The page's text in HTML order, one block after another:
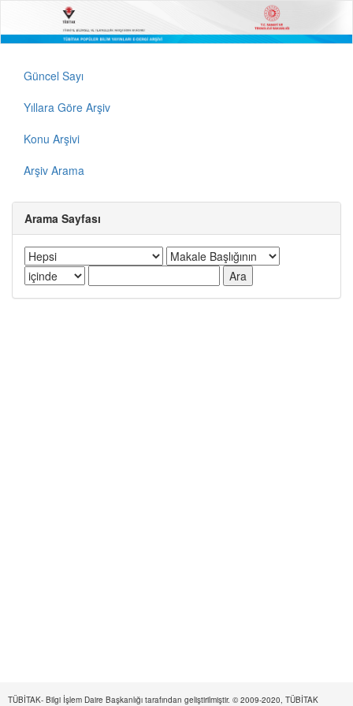
Güncel Sayı
Yıllara Göre Arşiv
Konu Arşivi
Arşiv Arama
Arama Sayfası
TÜBİTAK- Bilgi İşlem Daire Başkanlığı tarafından geliştirilmiştir. © 2009-2020, TÜBİTAK